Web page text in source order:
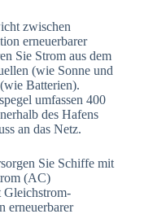
zwischen
erneuerbarer
Sie Strom aus dem
(wie Sonne und
Batterien).
umfassen 400
des Hafens
an das Netz.
Sie Schiffe mit
(AC)
erneuerbarer